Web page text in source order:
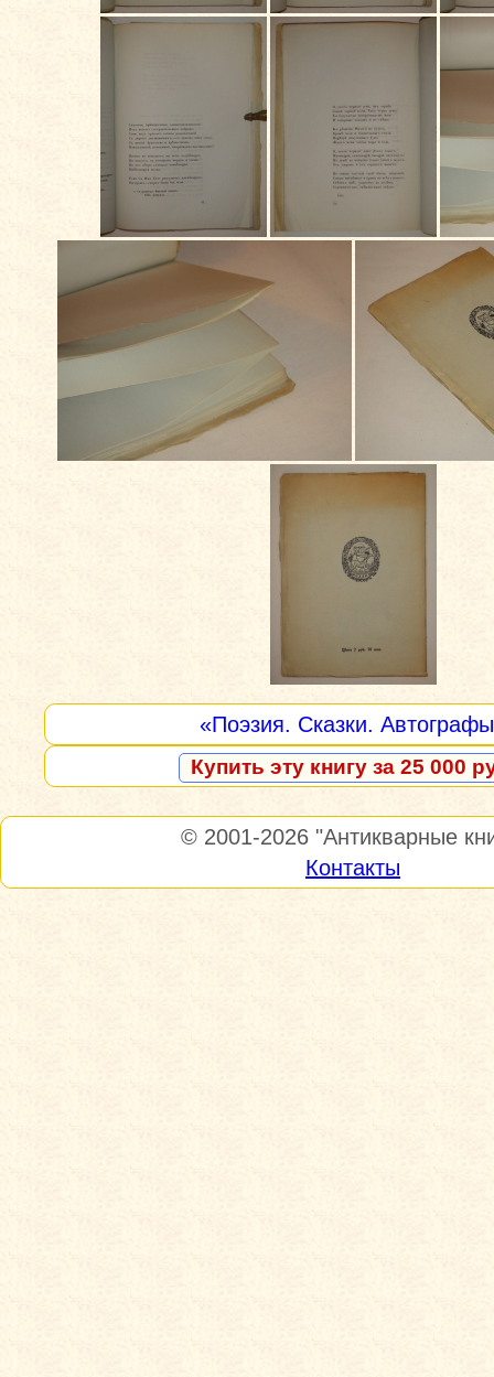
«Поэзия. Сказки.
Купить эту книгу за 25 000
© 2001-2026 "Антикварные
Контакты